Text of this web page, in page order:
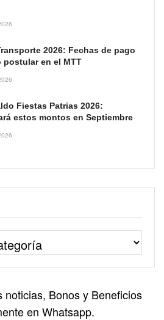
2026: Fechas de pago
postular en el MTT
Fiestas Patrias 2026:
estos montos en Septiembre
noticias, Bonos y Beneficios
en Whatsapp.